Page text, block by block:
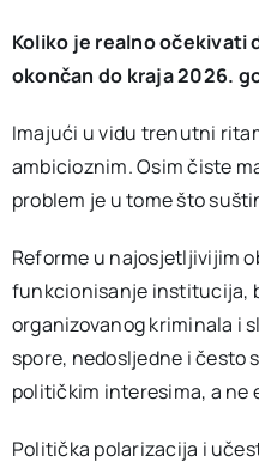
Koliko je realno očekivati
okončan do kraja 2026.
Imajući u vidu trenutni
ambicioznim. Osim čiste
problem je u tome što
Reforme u najosjetljivijim
funkcionisanje institucija,
organizovanog kriminala i
spore, nedosljedne i često
političkim interesima, a ne
Politička polarizacija i